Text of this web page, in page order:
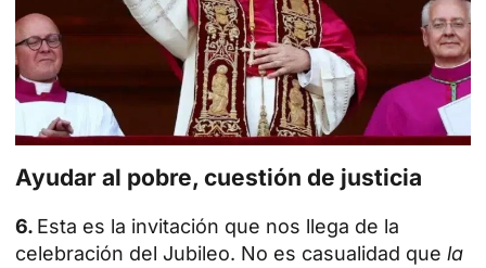
Ayudar al pobre, cuestión de justicia
6. Esta es la invitación que nos llega de la
celebración del Jubileo. No es casualidad que la